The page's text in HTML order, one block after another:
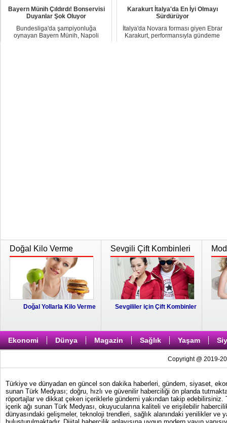
Bayern Münih Çıldırdı! Bonservisi
Duyanlar Şok Oluyor
Bundesliga'da şampiyonluğa
oynayan Bayern Münih, Napoli
Karakurt İtalya'da En İyi Olmayı
Sürdürüyor
İtalya'da Novara forması giyen Ebrar
Karakurt, performansıyla gündeme
Doğal Kilo Verme
Doğal Yollarla Kilo Verme
Sevgili Çift Kombinleri
Sevgililer için Çift Kombinler
Ekonomi Dünya Magazin Sağlık Yaşam
Copyright @ 2019-
Türkiye ve dünyadan en güncel son dakika haberleri, gündem, siyaset,
sunan Türk Medyası; doğru, hızlı ve güvenilir haberciliği ön planda
röportajlar ve dikkat çeken içeriklerle gündemi yakından takip
içerik ağı sunan Türk Medyası, okuyucularına kaliteli ve erişilebilir
dünyasındaki gelişmeler, teknoloji trendleri, sağlık alanındaki yenilikler